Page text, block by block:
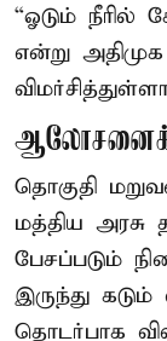
“ஓடும்
என்று
தொகுதி
மத்திய
பேசப்படும்
இருந்து கடும்
தொடர்பாக